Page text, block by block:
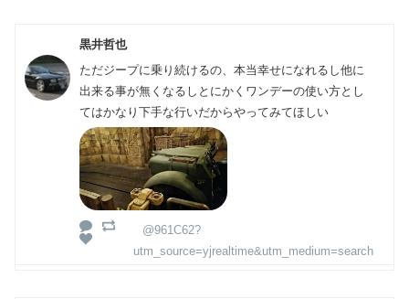
黒井哲也
ただジープに乗り続けるの、本当幸せになれるし他に
出来る事が無くなるしとにかくワンデーの使い方とし
てはかなり下手な行いだからやってみてほしい
@961C62?
utm_source=yjrealtime&utm_medium=search